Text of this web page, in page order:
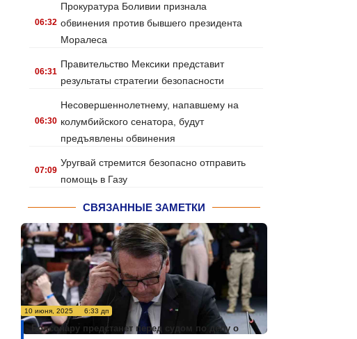
.06:32
Прокуратура Боливии признала
обвинения против бывшего президента
Моралеса
.06:31
Правительство Мексики представит
результаты стратегии безопасности
.06:30
Несовершеннолетнему, напавшему на
колумбийского сенатора, будут
предъявлены обвинения
.07:09
Уругвай стремится безопасно отправить
помощь в Газу
СВЯЗАННЫЕ ЗАМЕТКИ
10 июня, 2025 6:33 дп
Болсонару предстанет перед судом по делу о